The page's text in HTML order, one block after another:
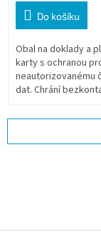
Do košíku
Obal na doklady a
karty s ochranou
neautorizovanému
dat. Chrání
krádeží osobních